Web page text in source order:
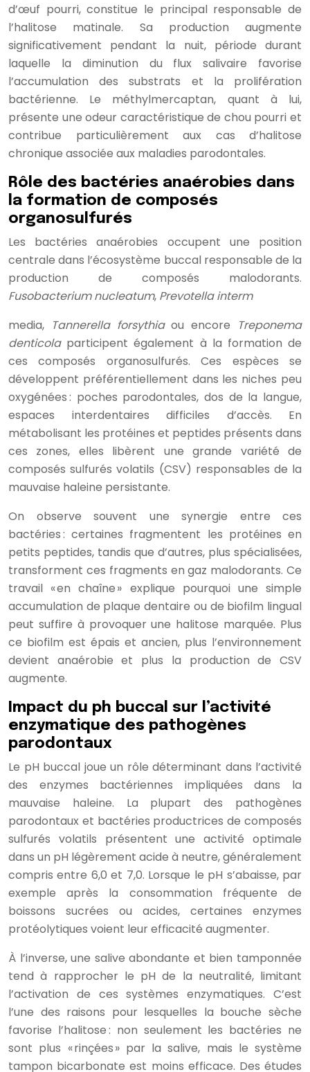
d’œuf pourri, constitue le principal responsable de
l’halitose matinale. Sa production augmente
significativement pendant la nuit, période durant
laquelle la diminution du flux salivaire favorise
l’accumulation des substrats et la prolifération
bactérienne. Le méthylmercaptan, quant à lui,
présente une odeur caractéristique de chou pourri et
contribue particulièrement aux cas d’halitose
chronique associée aux maladies parodontales.
Rôle des bactéries anaérobies dans
la formation de composés
organosulfurés
Les bactéries anaérobies occupent une position
centrale dans l’écosystème buccal responsable de la
production de composés malodorants.
Fusobacterium nucleatum, Prevotella interm
media, Tannerella forsythiaou encore
Treponema
denticolaparticipent également à la formation de
ces composés organosulfurés. Ces espèces se
développent préférentiellement dans les niches peu
oxygénées : poches parodontales, dos de la langue,
espaces interdentaires difficiles d’accès. En
métabolisant les protéines et peptides présents dans
ces zones, elles libèrent une grande variété de
composés sulfurés volatils (CSV) responsables de la
mauvaise haleine persistante.
On observe souvent une synergie entre ces
bactéries : certaines fragmentent les protéines en
petits peptides, tandis que d’autres, plus spécialisées,
transforment ces fragments en gaz malodorants. Ce
travail « en chaîne » explique pourquoi une simple
accumulation de plaque dentaire ou de biofilm lingual
peut suffire à provoquer une halitose marquée. Plus
ce biofilm est épais et ancien, plus l’environnement
devient anaérobie et plus la production de CSV
augmente.
Impact du ph buccal sur l’activité
enzymatique des pathogènes
parodontaux
Le pH buccal joue un rôle déterminant dans l’activité
des enzymes bactériennes impliquées dans la
mauvaise haleine. La plupart des pathogènes
parodontaux et bactéries productrices de composés
sulfurés volatils présentent une activité optimale
dans un pH légèrement acide à neutre, généralement
compris entre 6,0 et 7,0. Lorsque le pH s’abaisse, par
exemple après la consommation fréquente de
boissons sucrées ou acides, certaines enzymes
protéolytiques voient leur efficacité augmenter.
À l’inverse, une salive abondante et bien tamponnée
tend à rapprocher le pH de la neutralité, limitant
l’activation de ces systèmes enzymatiques. C’est
l’une des raisons pour lesquelles la bouche sèche
favorise l’halitose : non seulement les bactéries ne
sont plus « rinçées » par la salive, mais le système
tampon bicarbonate est moins efficace. Des études